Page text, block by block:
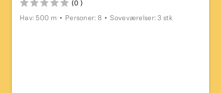
(0 )
Hav: 500 m
Personer: 8 Soveværelser: 3 stk